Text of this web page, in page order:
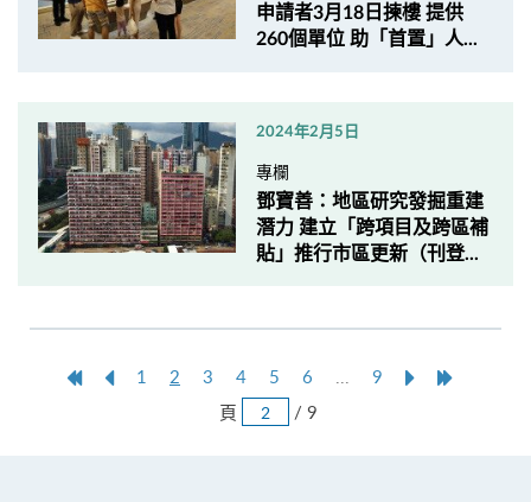
申請者3月18日揀樓 提供
260個單位 助「首置」人...
2024年2月5日
專欄
鄧寶善：地區研究發掘重建
潛力 建立「跨項目及跨區補
貼」推行市區更新（刊登...
第
上
1 2 3 4 5 6 9
NextLast
頁 / 9跳